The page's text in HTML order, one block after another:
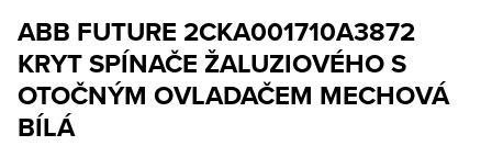
ABB FUTURE 2CKA001710A3872
KRYT SPÍNAČE ŽALUZIOVÉHO S
OTOČNÝM OVLADAČEM MECHOVÁ
BÍLÁ